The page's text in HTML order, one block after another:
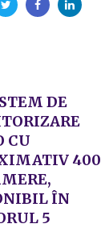
DE
CU
400
ÎN
5